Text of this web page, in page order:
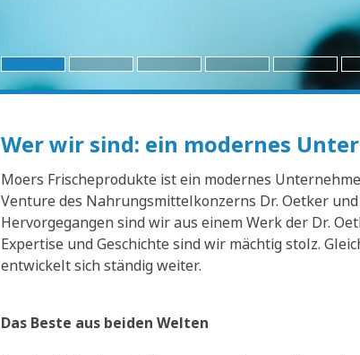
Wer wir sind: ein modernes
Moers Frischeprodukte ist ein modernes
Venture des Nahrungsmittelkonzerns Dr. Oetker
Hervorgegangen sind wir aus einem Werk der Dr.
Expertise und Geschichte sind wir mächtig stolz.
entwickelt sich ständig weiter.
Das Beste aus beiden Welten